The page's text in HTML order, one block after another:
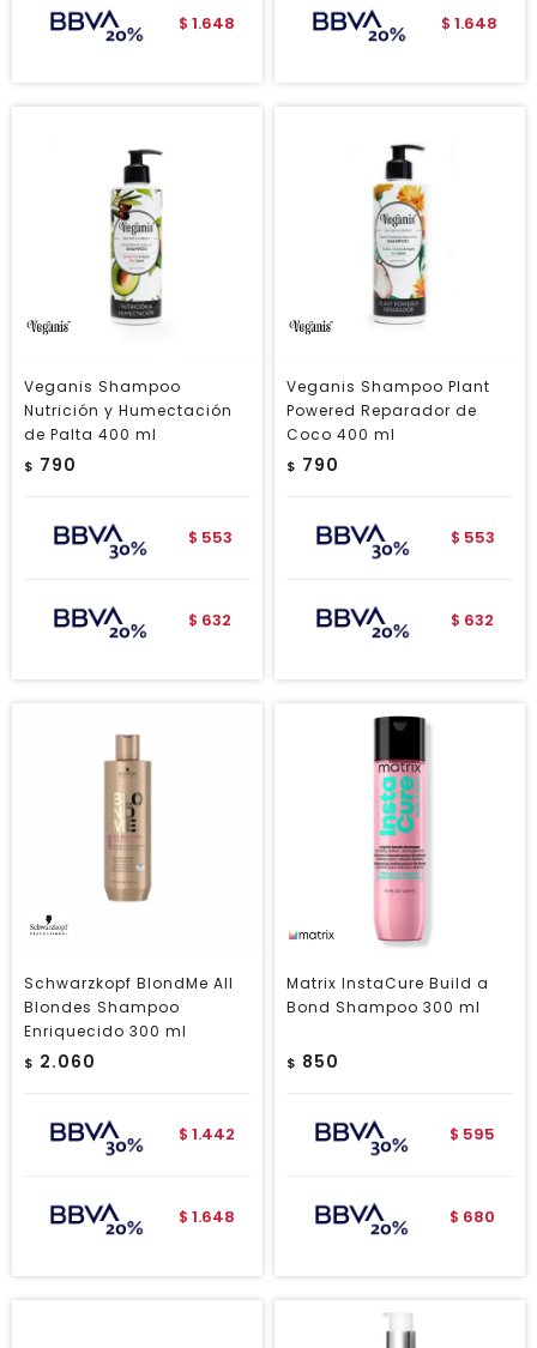
$ 1.648 $ 1.648
Veganis Shampoo
Nutrición y Humectación
de Palta 400 ml
$ 790
$ 553
$ 632
Veganis Shampoo Plant
Powered Reparador de
Coco 400 ml
$ 790
$ 553
$ 632
Schwarzkopf BlondMe All
Blondes Shampoo
Enriquecido 300 ml
$ 2.060
$ 1.442
$ 1.648
Matrix InstaCure Build a
Bond Shampoo 300 ml
$ 850
$ 595
$ 680